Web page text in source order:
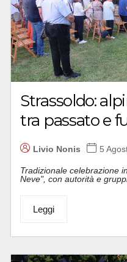
Strassoldo:
tra passato e
Livio Nonis 5
Tradizionale celebrazione
Neve", con autorità e
Leggi